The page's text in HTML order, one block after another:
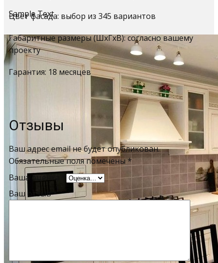
Sample Text
Цвет фасада: выбор из 345 вариантов
Габаритные размеры (ШхГхВ): согласно вашему
проекту
Гарантия: 18 месяцев
Отзывы
Ваш адрес email не будет опубликован.
Обязательные поля помечены*
Ваша оценка
Ваш отзыв*